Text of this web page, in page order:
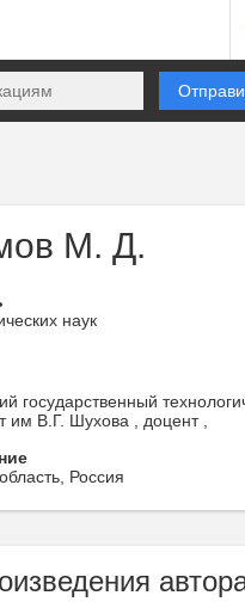
М. Д.
наук
государственный
им В.Г. Шухова , доцент ,
Россия